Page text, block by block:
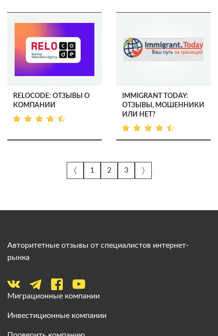
RELOCODE: ОТЗЫВЫ О
КОМПАНИИ
IMMIGRANT TODAY:
ОТЗЫВЫ, МОШЕННИКИ
ИЛИ НЕТ?
〈 1 2 3 〉
Авторитетные отзывы от специалистов интернет-
рынка
Миграционные компании
Инвестиционные компании